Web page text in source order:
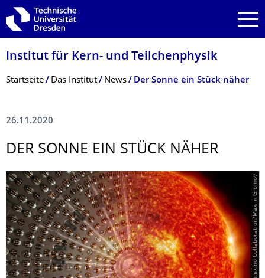
Zur Hauptnavigation springen
Zur Suche springen
Zum Inhalt springen
Institut für Kern- und Teilchenphysik
Breadcrumb-Menü
Startseite Das Institut News Der Sonne ein Stück näher
26.11.2020
DER SONNE EIN STÜCK NÄHER
© Borexino Collaboration/Maxim Gromov